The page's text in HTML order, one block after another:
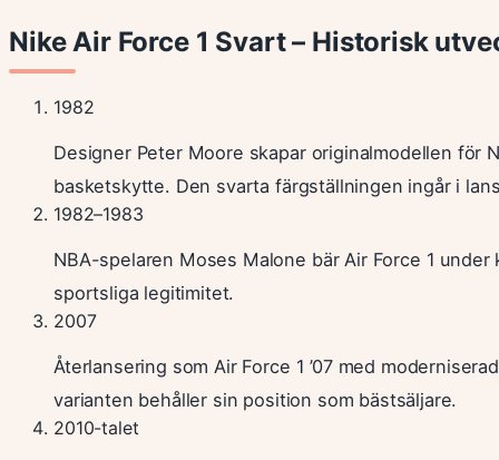
Nike Air Force 1 Svart – Historisk
1982
Designer Peter Moore skapar originalmodellen för
basketskytte. Den svarta färgställningen ingår i
1982–1983
NBA-spelaren Moses Malone bär Air Force 1
sportsliga legitimitet.
2007
Återlansering som Air Force 1 ’07 med
varianten behåller sin position som bästsäljare.
2010-talet